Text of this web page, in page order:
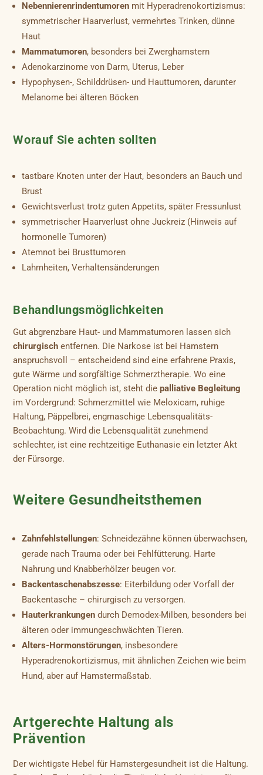
Nebennierenrindentumoren mit Hyperadrenokortizismus:
symmetrischer Haarverlust, vermehrtes Trinken, dünne
Haut
Mammatumoren, besonders bei Zwerghamstern
Adenokarzinome von Darm, Uterus, Leber
Hypophysen-, Schilddrüsen- und Hauttumoren, darunter
Melanome bei älteren Böcken
Worauf Sie achten sollten
tastbare Knoten unter der Haut, besonders an Bauch und
Brust
Gewichtsverlust trotz guten Appetits, später Fressunlust
symmetrischer Haarverlust ohne Juckreiz (Hinweis auf
hormonelle Tumoren)
Atemnot bei Brusttumoren
Lahmheiten, Verhaltensänderungen
Behandlungsmöglichkeiten
Gut abgrenzbare Haut- und Mammatumoren lassen sich
chirurgisch entfernen. Die Narkose ist bei Hamstern
anspruchsvoll – entscheidend sind eine erfahrene Praxis,
gute Wärme und sorgfältige Schmerztherapie. Wo eine
Operation nicht möglich ist, steht diepalliative Begleitung
im Vordergrund: Schmerzmittel wie Meloxicam, ruhige
Haltung, Päppelbrei, engmaschige Lebensqualitäts-
Beobachtung. Wird die Lebensqualität zunehmend
schlechter, ist eine rechtzeitige Euthanasie ein letzter Akt
der Fürsorge.
Weitere Gesundheitsthemen
Zahnfehlstellungen: Schneidezähne können überwachsen,
gerade nach Trauma oder bei Fehlfütterung. Harte
Nahrung und Knabberhölzer beugen vor.
Backentaschenabszesse: Eiterbildung oder Vorfall der
Backentasche – chirurgisch zu versorgen.
Hauterkrankungen durch Demodex-Milben, besonders bei
älteren oder immungeschwächten Tieren.
Alters-Hormonstörungen, insbesondere
Hyperadrenokortizismus, mit ähnlichen Zeichen wie beim
Hund, aber auf Hamstermaßstab.
Artgerechte Haltung als
Prävention
Der wichtigste Hebel für Hamstergesundheit ist die Haltung.